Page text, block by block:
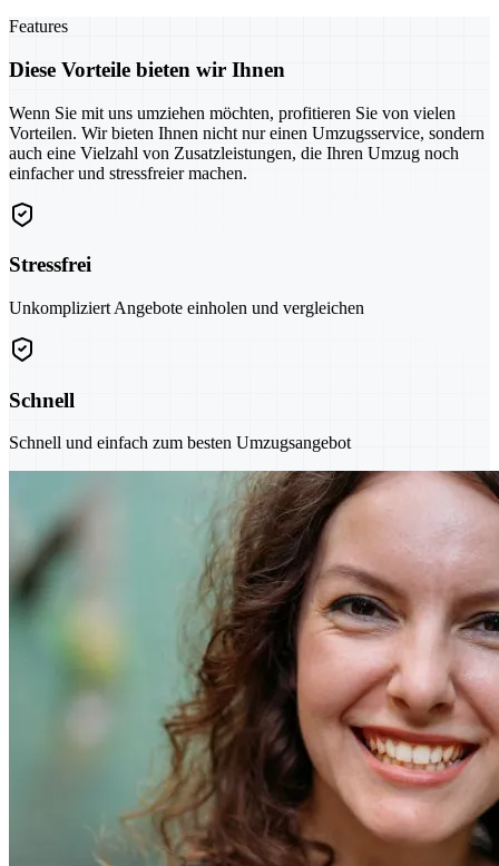
Features
Diese Vorteile bieten wir Ihnen
Wenn Sie mit uns umziehen möchten, profitieren Sie von vielen
Vorteilen. Wir bieten Ihnen nicht nur einen Umzugsservice, sondern
auch eine Vielzahl von Zusatzleistungen, die Ihren Umzug noch
einfacher und stressfreier machen.
Stressfrei
Unkompliziert Angebote einholen und vergleichen
Schnell
Schnell und einfach zum besten Umzugsangebot